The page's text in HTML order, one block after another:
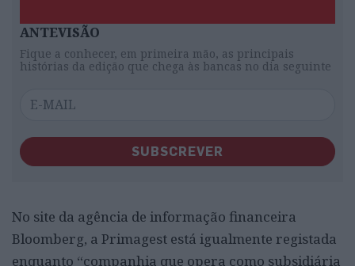
ANTEVISÃO
Fique a conhecer, em primeira mão, as principais
histórias da edição que chega às bancas no dia seguinte
SUBSCREVER
No site da agência de informação financeira
Bloomberg, a Primagest está igualmente registada
enquanto “companhia que opera como subsidiária